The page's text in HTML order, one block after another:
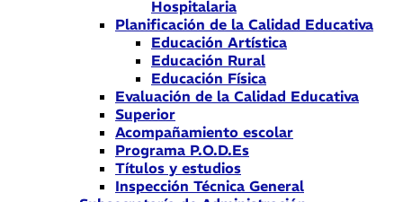
Hospitalaria
Planificación de la Calidad Educativa
Educación Artística
Educación Rural
Educación Física
Evaluación de la Calidad Educativa
Superior
Acompañamiento escolar
Programa P.O.D.Es
Títulos y estudios
Inspección Técnica General